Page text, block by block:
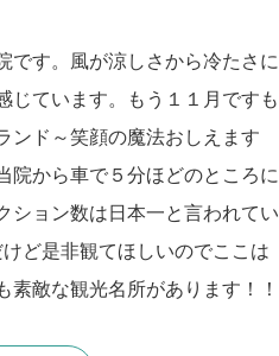
す。風が涼しさから冷たさに
じています。もう１１月ですも
ンド～笑顔の魔法おしえます
院から車で５分ほどのところに
ション数は日本一と言われてい
ど是非観てほしいのでここは
敵な観光名所があります！！